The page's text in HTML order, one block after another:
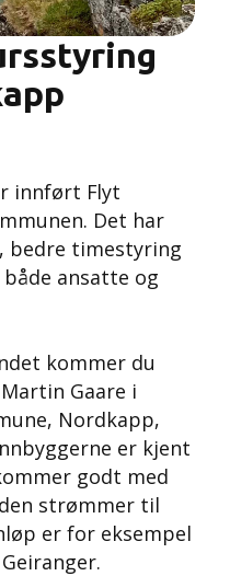
innført Flyt
Det har
timestyring
ansatte og
kommer du
Gaare i
Nordkapp,
er kjent
godt med
strømmer til
er for eksempel